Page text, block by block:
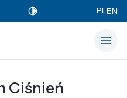
PLEN
Ciśnień